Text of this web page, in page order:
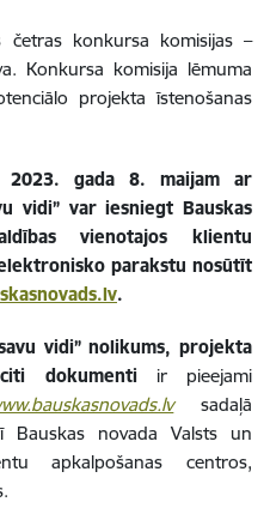
četras konkursa komisijas –
Konkursa komisija lēmuma
projekta īstenošanas
2023. gada 8. maijam ar
vidi” var iesniegt Bauskas
vienotajos klientu
parakstu nosūtīt
.
vidi” nolikums, projekta
dokumenti ir pieejami
sadaļā
novada Valsts un
apkalpošanas centros,